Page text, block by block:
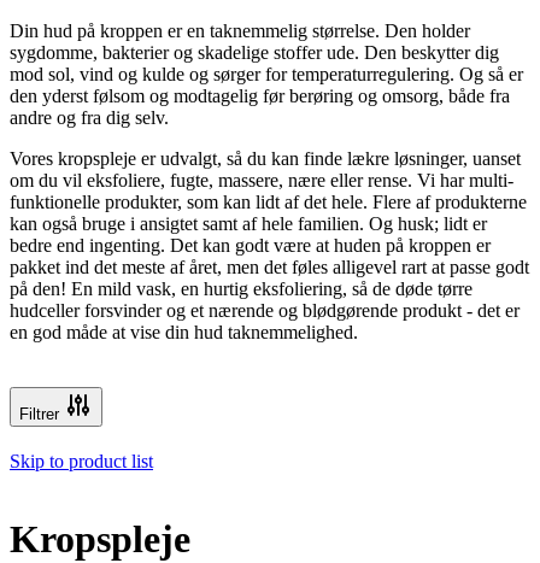
Din hud på kroppen er en taknemmelig størrelse. Den holder
sygdomme, bakterier og skadelige stoffer ude. Den beskytter dig
mod sol, vind og kulde og sørger for temperaturregulering. Og så er
den yderst følsom og modtagelig før berøring og omsorg, både fra
andre og fra dig selv.
Vores kropspleje er udvalgt, så du kan finde lækre løsninger, uanset
om du vil eksfoliere, fugte, massere, nære eller rense. Vi har multi-
funktionelle produkter, som kan lidt af det hele. Flere af produkterne
kan også bruge i ansigtet samt af hele familien. Og husk; lidt er
bedre end ingenting. Det kan godt være at huden på kroppen er
pakket ind det meste af året, men det føles alligevel rart at passe godt
på den! En mild vask, en hurtig eksfoliering, så de døde tørre
hudceller forsvinder og et nærende og blødgørende produkt - det er
en god måde at vise din hud taknemmelighed.
Filtrer
Skip to product list
Kropspleje